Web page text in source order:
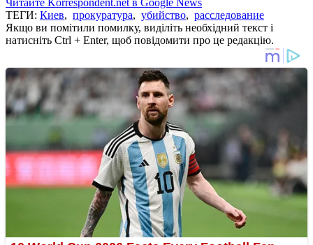
ТЕГИ: Киев, прокуратура, убийство, расследование
Якщо ви помітили помилку, виділіть необхідний текст і
натисніть Ctrl + Enter, щоб повідомити про це редакцію.